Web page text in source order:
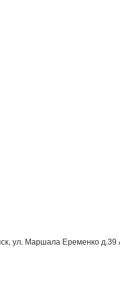
ул. Маршала Еременко